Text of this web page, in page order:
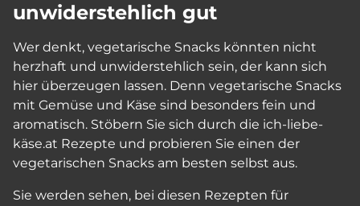
unwiderstehlich gut
Wer denkt, vegetarische Snacks könnten nicht
herzhaft und unwiderstehlich sein, der kann sich
hier überzeugen lassen. Denn vegetarische Snacks
mit Gemüse und Käse sind besonders fein und
aromatisch. Stöbern Sie sich durch die ich-liebe-
käse.at Rezepte und probieren Sie einen der
vegetarischen Snacks am besten selbst aus.
Sie werden sehen, bei diesen Rezepten für